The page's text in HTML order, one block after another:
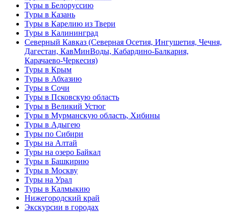
Туры в Белоруссию
Туры в Казань
Туры в Карелию из Твери
Туры в Калининград
Северный Кавказ (Северная Осетия, Ингушетия, Чечня,
Дагестан, КавМинВоды, Кабардино-Балкария,
Карачаево-Черкесия)
Туры в Крым
Туры в Абхазию
Туры в Сочи
Туры в Псковскую область
Туры в Великий Устюг
Туры в Мурманскую область, Хибины
Туры в Адыгею
Туры по Сибири
Туры на Алтай
Туры на озеро Байкал
Туры в Башкирию
Туры в Москву
Туры на Урал
Туры в Калмыкию
Нижегородский край
Экскурсии в городах